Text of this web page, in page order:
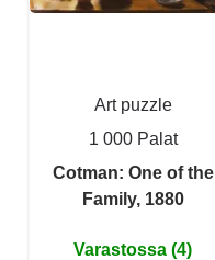
Art puzzle
1 000 Palat
Cotman: One of the
Family, 1880
Varastossa (4)